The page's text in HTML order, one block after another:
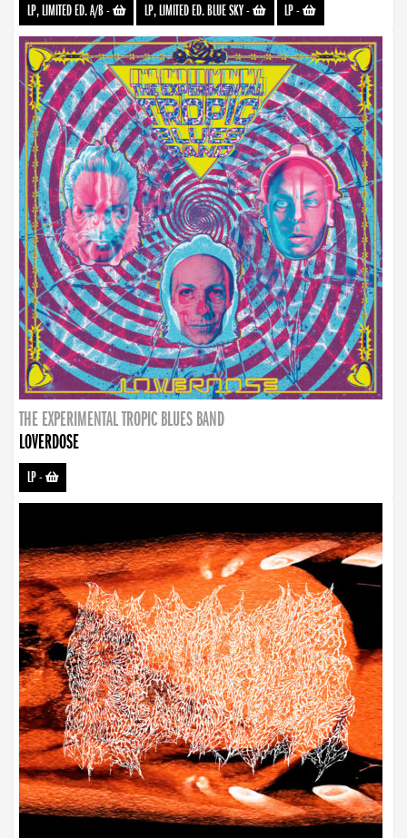
LP, LIMITED ED. A/B- LP, LIMITED ED. BLUE SKY- LP-
THE EXPERIMENTAL TROPIC BLUES BAND
LOVERDOSE
LP-